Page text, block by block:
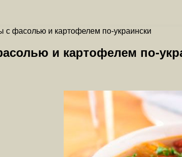
с фасолью и картофелем по-украински
и картофелем по-